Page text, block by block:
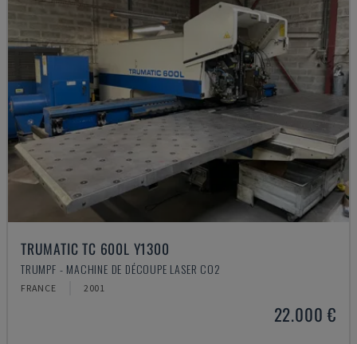
TRUMATIC TC 600L Y1300
TRUMPF - MACHINE DE DÉCOUPE LASER CO2
FRANCE 2001
22.000 €